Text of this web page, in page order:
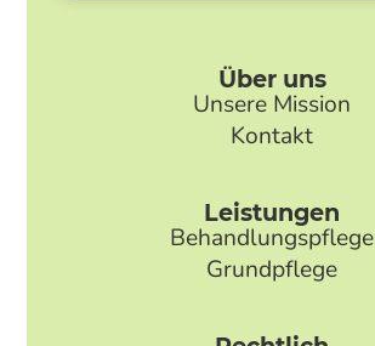
Über uns
Unsere Mission
Kontakt
Leistungen
Behandlungspflege
Grundpflege